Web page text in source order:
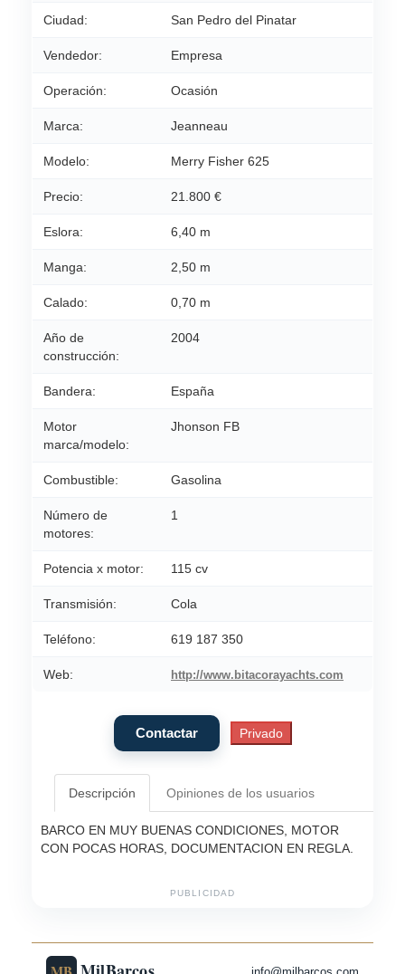
Ciudad: San Pedro del Pinatar
Vendedor: Empresa
Operación: Ocasión
Marca: Jeanneau
Modelo: Merry Fisher 625
Precio: 21.800 €
Eslora: 6,40 m
Manga: 2,50 m
Calado: 0,70 m
Año de
construcción:
2004
Bandera: España
Motor
marca/modelo:
Jhonson FB
Combustible: Gasolina
Número de
motores:
1
Potencia x motor: 115 cv
Transmisión: Cola
Teléfono: 619 187 350
Web: http://www.bitacorayachts.com
Descripción Opiniones de los usuarios
BARCO EN MUY BUENAS CONDICIONES, MOTOR
CON POCAS HORAS, DOCUMENTACION EN REGLA.
PUBLICIDAD